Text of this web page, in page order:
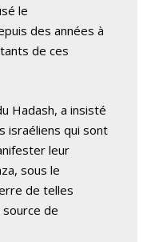
le
des années à
de ces
Hadash, a insisté
israéliens qui sont
leur
sous le
de telles
de